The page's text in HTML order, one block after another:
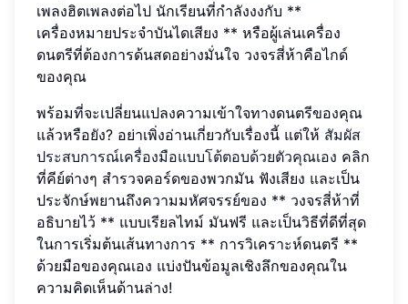
เพลงฮิตเพลงต่อไป นักเรียนที่กำลังงงกับ **
เครื่องหมายประจำบันไดเสียง ** หรือผู้เล่นเครื่อง
ดนตรีที่ต้องการด้นสดอย่างมั่นใจ วงจรสี่ห้าคือไกด์
ของคุณ
พร้อมที่จะเปลี่ยนแปลงความเข้าใจทางดนตรีของคุณ
แล้วหรือยัง? อย่าเพิ่งอ่านเกี่ยวกับเรื่องนี้ แต่ให้ สัมผัส
ประสบการณ์เครื่องมือแบบโต้ตอบด้วยตัวคุณเอง คลิก
ที่คีย์ต่างๆ สำรวจคอร์ดของพวกมัน ฟังเสียง และเป็น
ประจักษ์พยานถึงความมหัศจรรย์ของ ** วงจรสี่ห้าที่
อธิบายไว้ ** แบบเรียลไทม์ มันฟรี และเป็นวิธีที่ดีที่สุด
ในการเริ่มต้นเส้นทางการ ** การวิเคราะห์ดนตรี **
ด้วยมือของคุณเอง แบ่งปันข้อมูลเชิงลึกของคุณใน
ความคิดเห็นด้านล่าง!